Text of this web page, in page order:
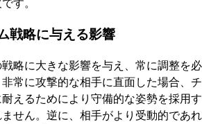
す。
戦略に与える影響
略に大きな影響を与え、常に調整を必
常に攻撃的な相手に直面した場合、チ
えるためにより守備的な姿勢を採用す
せん。逆に、相手がより受動的であれ